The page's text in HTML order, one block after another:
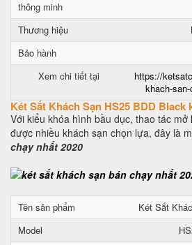
thông minh
Thương hiệu
Bảo hành
Xem chi tiết tại
https://
khach-
Két Sắt Khách Sạn HS25 BDD Black
Với kiểu khóa hình bầu dục, thao tác
được nhiều khách sạn chọn lựa, đây là
chạy nhất 2020
Tên sản phẩm
Két Sắt
Model